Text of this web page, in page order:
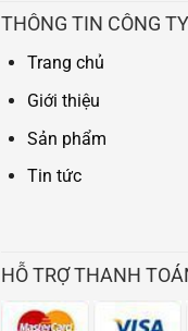
THÔNG TIN CÔNG TY
Trang chủ
Giới thiệu
Sản phẩm
Tin tức
HỖ TRỢ THANH